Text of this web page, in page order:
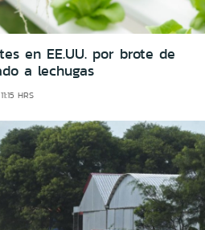
en EE.UU. por brote de
a lechugas
HRS